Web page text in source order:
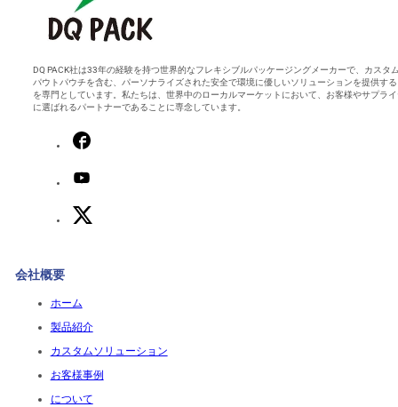
DQ PACK社は33年の経験を持つ世界的なフレキシブルパッケージングメーカーで、カスタ
パウトパウチを含む、パーソナライズされた安全で環境に優しいソリューションを提供す
を専門としています。私たちは、世界中のローカルマーケットにおいて、お客様やサプラ
に選ばれるパートナーであることに専念しています。
会社概要
ホーム
製品紹介
カスタムソリューション
お客様事例
について